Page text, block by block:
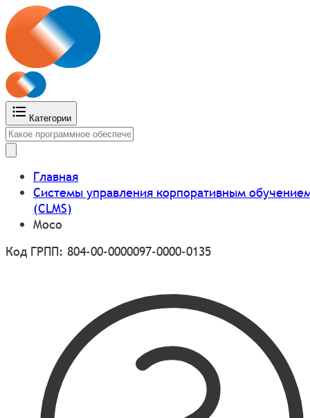
Категории
Главная
Системы управления корпоративным
(CLMS)
Moco
Код ГРПП: 804-00-0000097-0000-0135